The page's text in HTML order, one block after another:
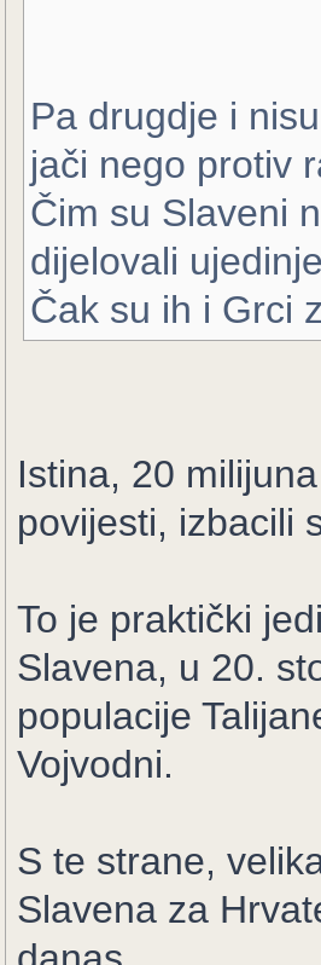
Pa drugdje i
jači nego protiv
Čim su Slaveni
dijelovali
Čak su ih i Grci
Istina, 20
povijesti, izbacili
To je praktički
Slavena, u 20.
populacije
Vojvodni.
S te strane,
Slavena za